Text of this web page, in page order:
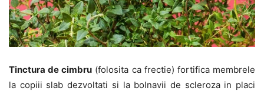
Tinctura de cimbru (folosita ca frectie) fortifica membrele
la copiii slab dezvoltati si la bolnavii de scleroza in placi